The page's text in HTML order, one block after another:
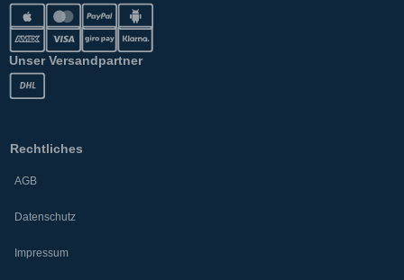
Unser Versandpartner
Rechtliches
AGB
Datenschutz
Impressum